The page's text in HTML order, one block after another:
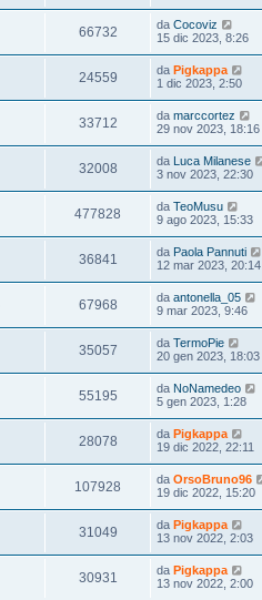
66732 da Cocoviz
15 dic 2023, 8:26
24559 da Pigkappa
1 dic 2023, 2:50
33712 da marccortez
29 nov 2023, 18:16
32008 da Luca Milanese
3 nov 2023, 22:30
477828 da TeoMusu
9 ago 2023, 15:33
36841 da Paola Pannuti
12 mar 2023, 20:14
67968 da antonella_05
9 mar 2023, 9:46
35057 da TermoPie
20 gen 2023, 18:03
55195 da NoNamedeo
5 gen 2023, 1:28
28078 da Pigkappa
19 dic 2022, 22:11
107928 da OrsoBruno96
19 dic 2022, 15:20
31049 da Pigkappa
13 nov 2022, 2:03
30931 da Pigkappa
13 nov 2022, 2:00